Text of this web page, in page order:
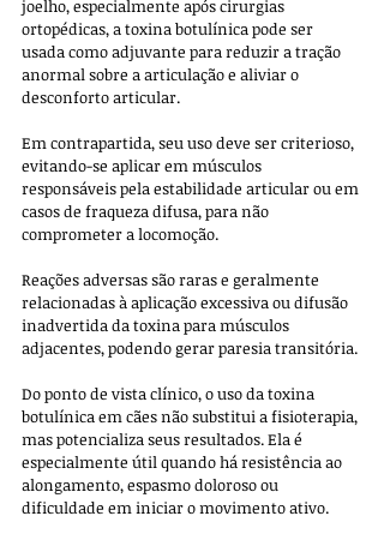
joelho, especialmente após cirurgias
ortopédicas, a toxina botulínica pode ser
usada como adjuvante para reduzir a tração
anormal sobre a articulação e aliviar o
desconforto articular.
Em contrapartida, seu uso deve ser criterioso,
evitando-se aplicar em músculos
responsáveis pela estabilidade articular ou em
casos de fraqueza difusa, para não
comprometer a locomoção.
Reações adversas são raras e geralmente
relacionadas à aplicação excessiva ou difusão
inadvertida da toxina para músculos
adjacentes, podendo gerar paresia transitória.
Do ponto de vista clínico, o uso da toxina
botulínica em cães não substitui a fisioterapia,
mas potencializa seus resultados. Ela é
especialmente útil quando há resistência ao
alongamento, espasmo doloroso ou
dificuldade em iniciar o movimento ativo.